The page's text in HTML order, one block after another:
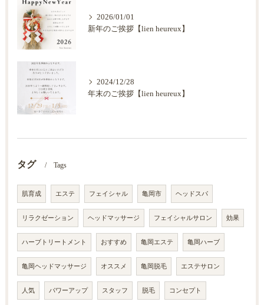
2026/01/01
新年のご挨拶【lien heureux】
2024/12/28
年末のご挨拶【lien heureux】
タグ Tags
肌育成 エステ フェイシャル 亀岡市 ヘッドスパ
リラクゼーション ヘッドマッサージ フェイシャルサロン 効果
ハーブトリートメント おすすめ 亀岡エステ 亀岡ハーブ
亀岡ヘッドマッサージ オススメ 亀岡脱毛 エステサロン
人気 パワーアップ スタッフ 脱毛 コンセプト